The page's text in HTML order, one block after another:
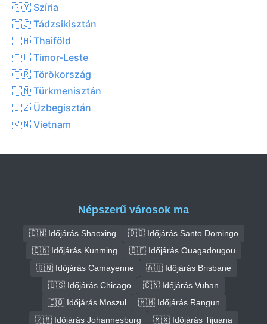
🇸🇾 Szíria
🇹🇯 Tádzsikisztán
🇹🇭 Thaiföld
🇹🇱 Timor-Leste
🇹🇷 Törökország
🇹🇲 Türkmenisztán
🇺🇿 Üzbegisztán
🇻🇳 Vietnam
Népszerű városok ma
🇨🇳 Időjárás Shaoxing
🇩🇴 Időjárás Santo Domingo
🇨🇳 Időjárás Kunming
🇧🇫 Időjárás Ouagadougou
🇬🇳 Időjárás Camayenne
🇦🇺 Időjárás Brisbane
🇺🇸 Időjárás Chicago
🇨🇳 Időjárás Vuhan
🇮🇶 Időjárás Moszul
🇲🇲 Időjárás Rangun
🇿🇦 Időjárás Johannesburg
🇲🇽 Időjárás Tijuana